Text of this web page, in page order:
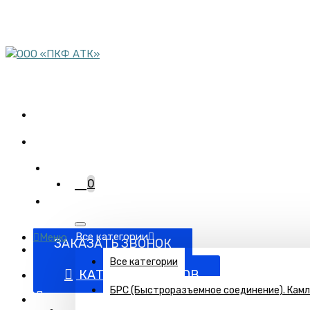
ЗАКАЗАТЬ ЗВОНОК
0
Все категории
Все категории
БРС (Быстроразъемное соединение).
Меню
КАТАЛОГ ТОВАРОВ
Поставка запорно-регулирующей и запорной арматуры